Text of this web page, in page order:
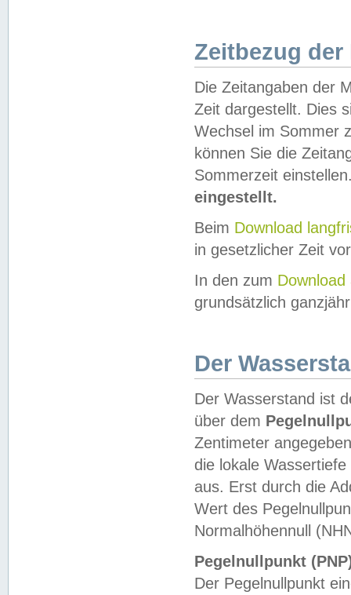
Zeitbezug der
Die Zeitangaben der
Zeit dargestellt. Dies
Wechsel im Sommer
können Sie die
Sommerzeit
eingestellt.
Beim Download
in gesetzlicher Zeit
In den zum Download
grundsätzlich
Der
Der Wasserstand ist
über dem
Zentimeter
die lokale
aus. Erst durch die
Wert des
Normalhöhennull
Pegelnullpunkt
Der Pegelnullpunkt